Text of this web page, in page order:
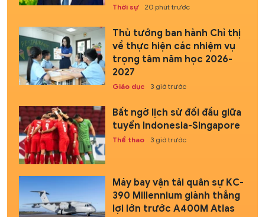
Thời sự 20 phút trước
Thủ tướng ban hành Chỉ thị
về thực hiện các nhiệm vụ
trọng tâm năm học 2026-
2027
Giáo dục 3 giờ trước
Bất ngờ lịch sử đối đầu giữa
tuyển Indonesia-Singapore
Thể thao 3 giờ trước
Máy bay vận tải quân sự KC-
390 Millennium giành thắng
lợi lớn trước A400M Atlas